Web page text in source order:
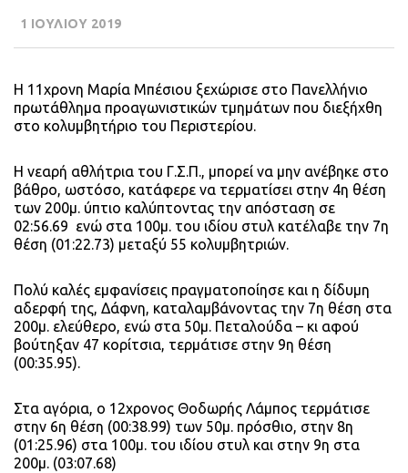
1 ΙΟΥΛΙΟΥ 2019
Η 11χρονη Μαρία Μπέσιου ξεχώρισε στο Πανελλήνιο
πρωτάθλημα προαγωνιστικών τμημάτων που διεξήχθη
στο κολυμβητήριο του Περιστερίου.
Η νεαρή αθλήτρια του Γ.Σ.Π., μπορεί να μην ανέβηκε στο
βάθρο, ωστόσο, κατάφερε να τερματίσει στην 4η θέση
των 200μ. ύπτιο καλύπτοντας την απόσταση σε
02:56.69 ενώ στα 100μ. του ιδίου στυλ κατέλαβε την 7η
θέση (01:22.73) μεταξύ 55 κολυμβητριών.
Πολύ καλές εμφανίσεις πραγματοποίησε και η δίδυμη
αδερφή της, Δάφνη, καταλαμβάνοντας την 7η θέση στα
200μ. ελεύθερο, ενώ στα 50μ. Πεταλούδα – κι αφού
βούτηξαν 47 κορίτσια, τερμάτισε στην 9η θέση
(00:35.95).
Στα αγόρια, ο 12χρονος Θοδωρής Λάμπος τερμάτισε
στην 6η θέση (00:38.99) των 50μ. πρόσθιο, στην 8η
(01:25.96) στα 100μ. του ιδίου στυλ και στην 9η στα
200μ. (03:07.68)